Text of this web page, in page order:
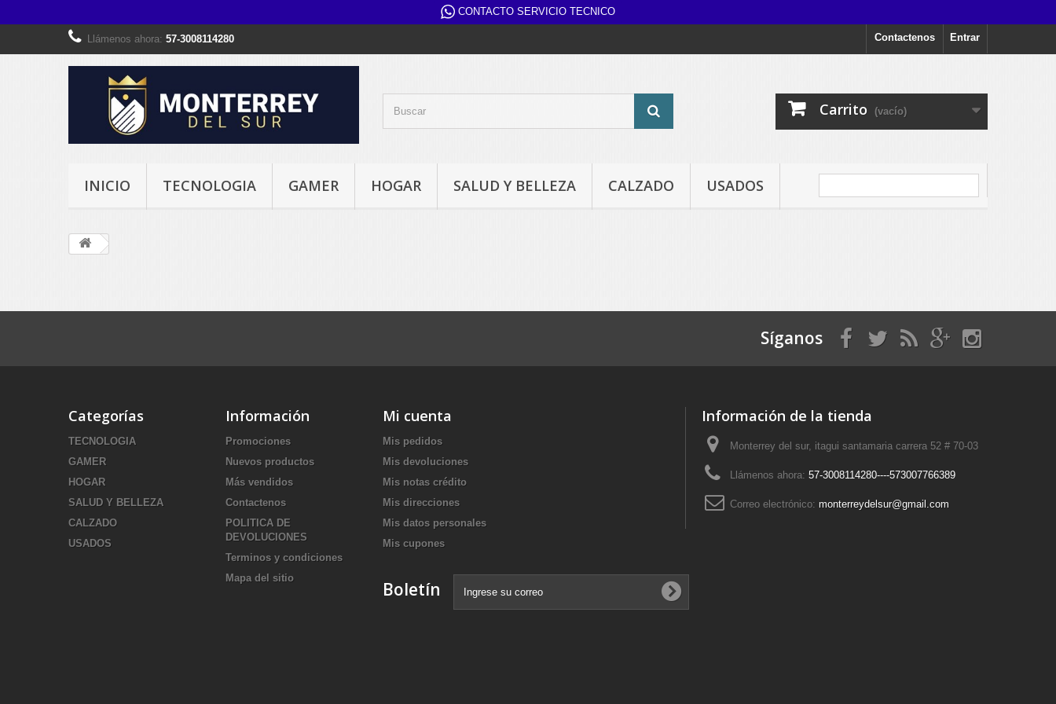
CONTACTO SERVICIO TECNICO
Entrar
Contactenos
Llámenos ahora: 57-3008114280
Carrito (vacío)
INICIO TECNOLOGIA GAMER HOGAR SALUD Y BELLEZA CALZADO USADOS
Síganos
Categorías
TECNOLOGIA
GAMER
HOGAR
SALUD Y BELLEZA
CALZADO
USADOS
Información
Promociones
Nuevos productos
Más vendidos
Contactenos
POLITICA DE
DEVOLUCIONES
Terminos y condiciones
Mapa del sitio
Mi cuenta
Mis pedidos
Mis devoluciones
Mis notas crédito
Mis direcciones
Mis datos personales
Mis cupones
Información de la tienda
Monterrey del sur, itagui santamaria carrera 52 # 70-03
Llámenos ahora: 57-3008114280----573007766389
Correo electrónico: monterreydelsur@gmail.com
Boletín